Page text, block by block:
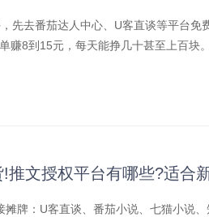
先去番茄达人中心、U客直谈等平台
赚8到15元，每天能挣几十甚至上百块。
推文授权平台有哪些?适合
摊牌：U客直谈、番茄小说、七猫小说